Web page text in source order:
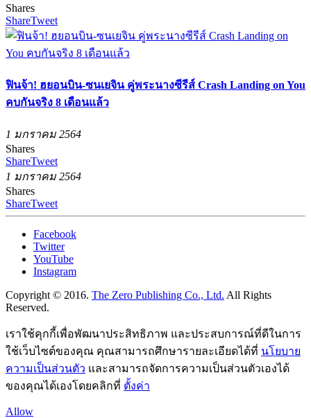
Shares
ShareTweet
ฟินจ้า! ฮยอนบิน-ซนเยจิน คู่พระนางซีรีส์ Crash Landing on You
คบกันจริง 8 เดือนแล้ว
1 มกราคม 2564
Shares
ShareTweet
1 มกราคม 2564
Shares
ShareTweet
Facebook
Twitter
YouTube
Instagram
Copyright © 2016. The Zero Publishing Co., Ltd. All Rights
Reserved.
เราใช้คุกกี้เพื่อพัฒนาประสิทธิภาพ และประสบการณ์ที่ดีในการ
ใช้เว็บไซต์ของคุณ คุณสามารถศึกษารายละเอียดได้ที่ นโยบาย
ความเป็นส่วนตัว และสามารถจัดการความเป็นส่วนตัวเองได้
ของคุณได้เองโดยคลิกที่ ตั้งค่า
Allow